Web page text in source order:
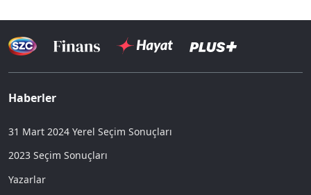
Haberler
31 Mart 2024 Yerel Seçim Sonuçları
2023 Seçim Sonuçları
Yazarlar